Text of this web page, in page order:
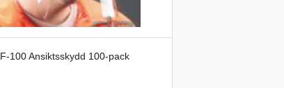
100 Ansiktsskydd 100-pack